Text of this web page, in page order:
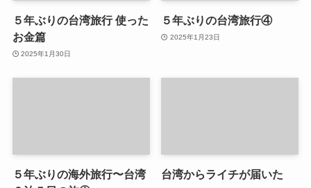
５年ぶりの台湾旅行 使った
お金篇
2025年1月30日
５年ぶりの台湾旅行④
2025年1月23日
５年ぶりの海外旅行〜台湾
台湾からライチが届いた